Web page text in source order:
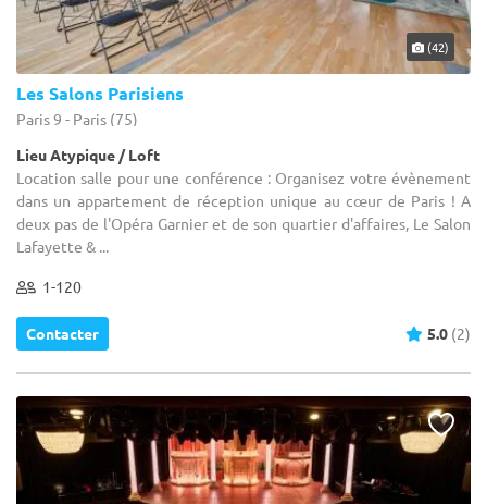
(42)
Les Salons Parisiens
Paris 9 - Paris (75)
Lieu Atypique / Loft
Location salle pour une conférence : Organisez votre évènement
dans un appartement de réception unique au cœur de Paris ! A
deux pas de l'Opéra Garnier et de son quartier d'affaires, Le Salon
Lafayette & ...
1-120
Contacter 5.0 (2)